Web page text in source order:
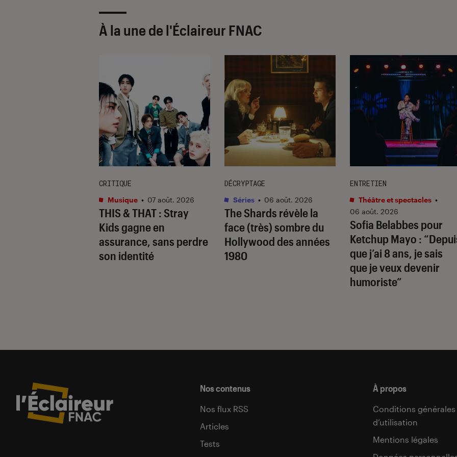
À la une de l'Éclaireur FNAC
THIS & THAT: Stray
Kids gagne en
assurance, sans perdre
son identité
CRITIQUE
Musique • 07 août. 2026
The Shards révèle la
face (très) sombre du
Hollywood des années
1980
DÉCRYPTAGE
Séries • 06 août. 2026
Sofia Belabbes pour
Ketchup Mayo :
que j’ai 8 ans, je sais
que je veux devenir
humoriste”
ENTRETIEN
Théâtre et spectacles •
06 août. 2026
Nos contenus
Nos flux RSS
Articles
Tests
À propos
Conditions générales
d’utilisation
Mentions légales